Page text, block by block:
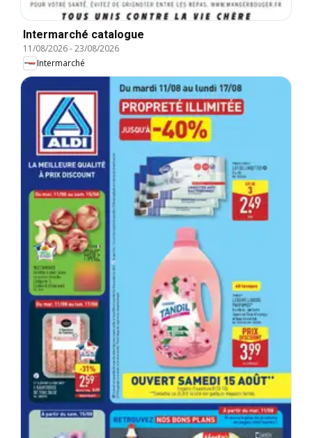
Intermarché catalogue
11/08/2026-23/08/2026
Intermarché